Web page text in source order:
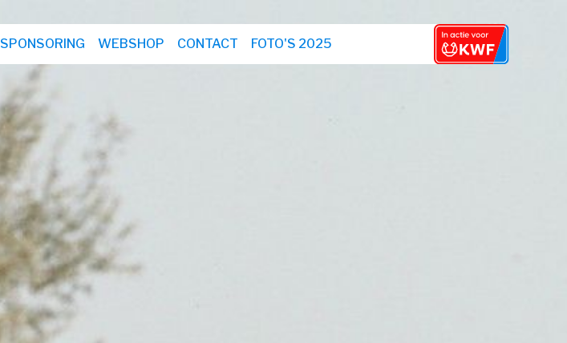
SPONSORING WEBSHOP CONTACT FOTO'S 2025